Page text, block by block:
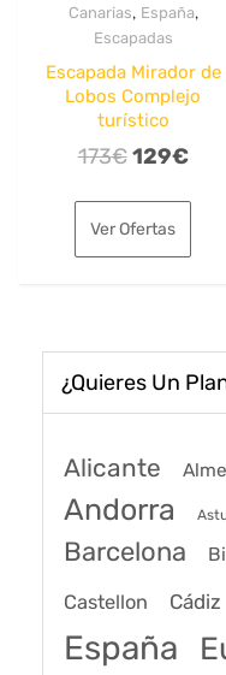
Canarias, España,
Escapadas
Escapada Mirador de
Lobos Complejo
turístico
173€ El
original
era:
129€El
es:
Ver Ofertas
¿Quieres Un
Alicante
Andorra
Barcelona
Castellon Cádiz
España